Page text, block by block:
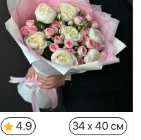
4.9
34 x 40 см